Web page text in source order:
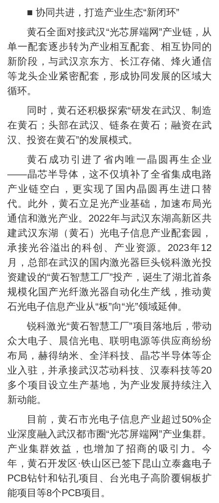
■ 协同共进，打造产业生态“新闭环”
黄石全面对接武汉“光芯屏端网”产业链，从
单一配套逐步转为产业相互配套、相互协同的
新阶段，与武汉京东方、长江存储、烽火通信
等龙头企业紧密配套，形成协同发展的区域大
循环。
同时，黄石还积极探索“研发在武汉、制造
在黄石；头部在武汉、链条在黄石；融资在武
汉、投资在黄石”的发展模式。
黄石成功引进了省内唯一晶圆再生企业
——晶芯半导体，这不仅填补了全省集成电路
产业链空白，更实现了国内晶圆再生进口替
代。此外，黄石立足光产业基础，加速布局光
通信和激光产业。2022年与武汉东湖高新区共
建武汉东湖（黄石）光电子信息产业配套园，
承接光谷溢出的科创、产业资源。2023年12
月，总部在武汉的国内激光器巨头锐科激光投
资建设的“黄石智慧工厂”投产，诞生了湖北首条
规模化国产光纤激光器自动化生产线，推动黄
石光电子信息产业从“板”向“光”领域延伸。
锐科激光“黄石智慧工厂”项目落地后，带动
众大电子、晨信光电、联明电源等供应商纷纷
布局，赫得纳米、全洋科技、晶芯半导体等企
业入驻，并承接武汉芯动科技、汉泰科技等20
多个项目设立生产基地，为产业发展持续注入
新动能。
目前，黄石市光电子信息产业超过50%企
业深度融入武汉都市圈“光芯屏端网”产业集群。
产业集群效益，也增加了招商的吸引力。今
年，黄石开发区·铁山区已签下昆山立泰鑫电子
PCB钻针和钻孔项目、台光电子高阶覆铜板扩
能项目等8个PCB项目。